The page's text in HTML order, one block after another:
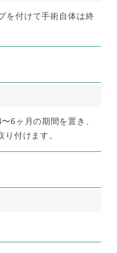
を付けて手術自体は終
6ヶ月の期間を置き、
り付けます。